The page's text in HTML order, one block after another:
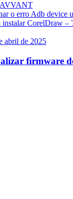
VANT
o erro Adb device
instalar CorelDraw –
abril de 2025
firmware